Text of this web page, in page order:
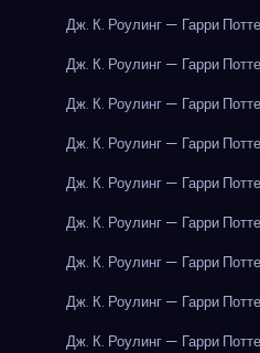
Дж. К. Роулинг — Гарри
Дж. К. Роулинг — Гарри
Дж. К. Роулинг — Гарри
Дж. К. Роулинг — Гарри
Дж. К. Роулинг — Гарри
Дж. К. Роулинг — Гарри
Дж. К. Роулинг — Гарри
Дж. К. Роулинг — Гарри
Дж. К. Роулинг — Гарри